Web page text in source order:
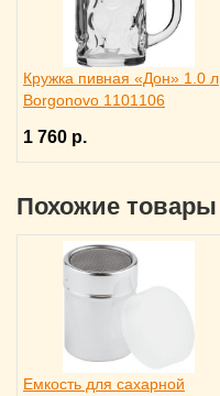
Кружка пивная «Дон» 1.0 л,
Borgonovo 1101106
1 760 р.
Похожие товары
Емкость для сахарной